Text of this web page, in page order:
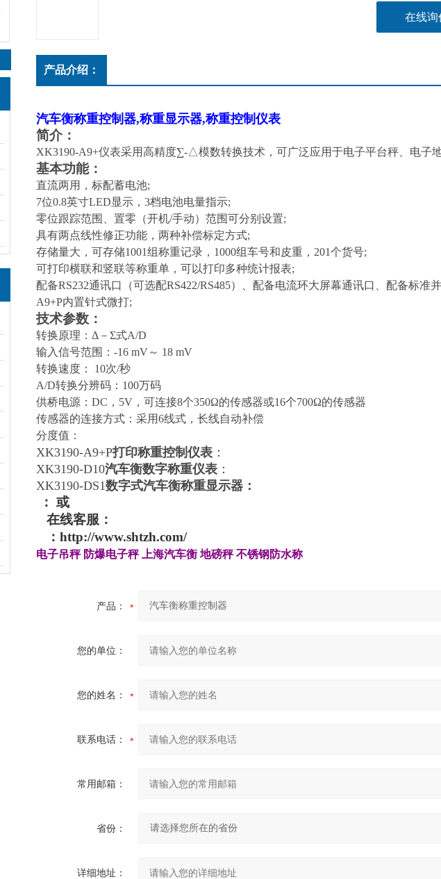
在线询
产品介绍：
汽车衡称重控制器,称重显示器,称重控制仪表
简介：
XK3190-A9+仪表采用高精度∑-△模数转换技术，可广泛应用于电子平台秤、电子
基本功能：
直流两用，标配蓄电池;
7位0.8英寸LED显示， 3档电池电量指示;
零位跟踪范围、置零（开机/手动）范围可分别设置;
具有两点线性修正功能，两种补偿标定方式;
存储量大，可存储1001组称重记录， 1000组车号和皮重， 201个货号;
可打印横联和竖联等称重单，可以打印多种统计报表;
配备RS232通讯口（可选配RS422/RS485）、配备电流环大屏幕通讯口、配备标准
A9+P内置针式微打;
技术参数：
转换原理：Δ－Σ式A/D
输入信号范围： -16 mV～ 18 mV
转换速度：
10次/秒
A/D转换分辨码： 100万码
供桥电源： DC ， 5V ，可连接8个350Ω的传感器或16个700Ω的传感器
传感器的连接方式：采用6线式，长线自动补偿
分度值：
XK3190-A9+P打印称重控制仪表 ：
XK3190-D10汽车衡数字称重仪表 ：
XK3190-DS1数字式汽车衡称重显示器：
： 或
在线客服 ：
： http://www.shtzh.com/
电子吊秤 防爆电子秤 上海汽车衡 地磅秤 不锈钢防水称
产品：
您的单位：
您的姓名：
联系电话：
常用邮箱：
省份：
详细地址：